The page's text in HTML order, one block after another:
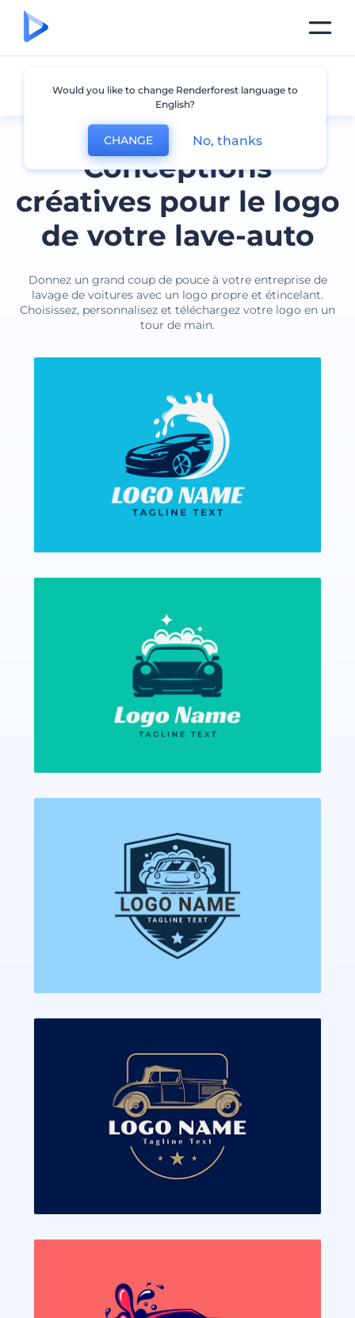
Conceptions
créatives pour le logo
de votre lave-auto
Donnez un grand coup de pouce à votre entreprise de
lavage de voitures avec un logo propre et étincelant.
Choisissez, personnalisez et téléchargez votre logo en un
tour de main.
Lavage de voitures
Would you like to change Renderforest language to
English?
CHANGE No, thanks